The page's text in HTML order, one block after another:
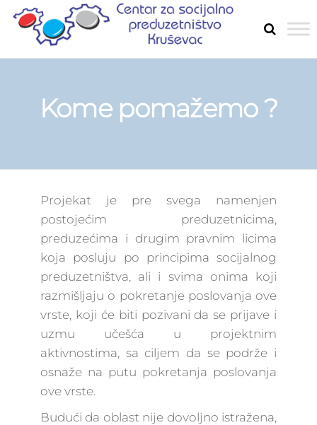
Skip
Razvoj
Kome pomažemo ?
Projekat je pre svega namenjen
postojećim preduzetnicima,
preduzećima i drugim pravnim licima
koja posluju po principima socijalnog
preduzetništva, ali i svima onima koji
razmišljaju o pokretanje poslovanja ove
vrste, koji će biti pozivani da se prijave i
uzmu učešća u projektnim
aktivnostima, sa ciljem da se podrže i
osnaže na putu pokretanja poslovanja
ove vrste.
Budući da oblast nije dovoljno istražena,